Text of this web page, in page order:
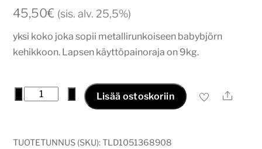
45,50€ (sis. alv. 25,5%)
yksi koko joka sopii metallirunkoiseen babybjörn
kehikkoon. Lapsen käyttöpainoraja on 9kg.
sitterin
määrä
Lisää ostoskoriin Ale
TUOTETUNNUS (SKU):TLD1051368908